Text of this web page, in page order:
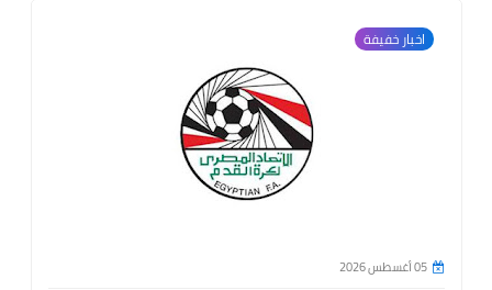
اخبار خفيفة
05 أغسطس 2026